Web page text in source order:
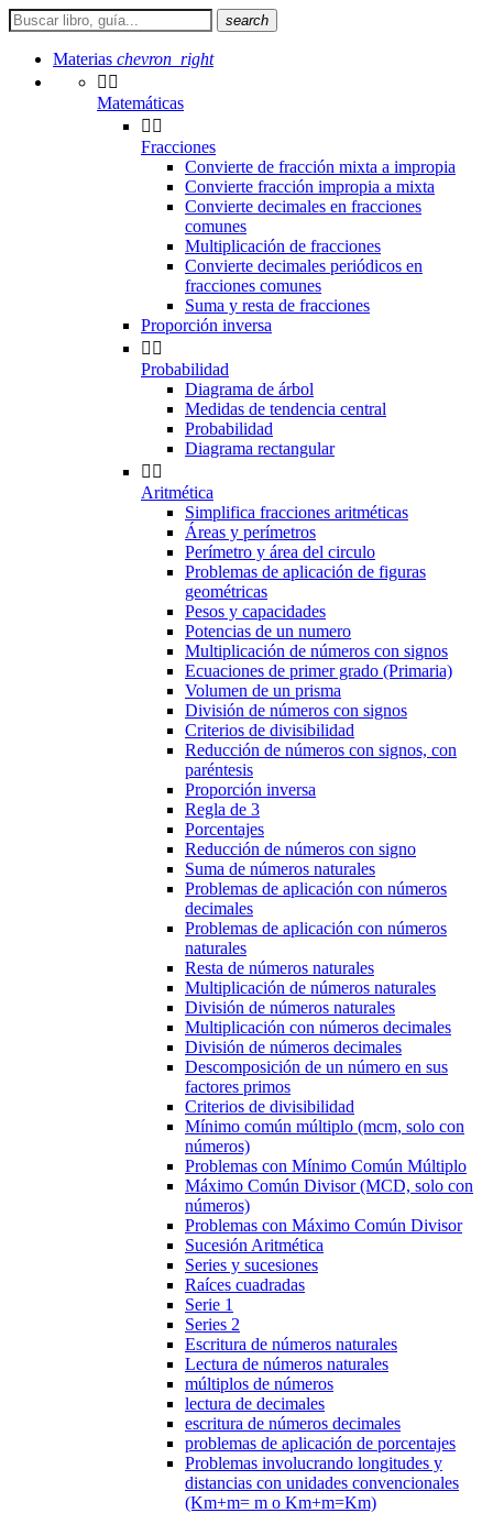
search
Materias chevron_right
 
Matemáticas
 
Fracciones
Convierte de fracción mixta a impropia
Convierte fracción impropia a mixta
Convierte decimales en fracciones
comunes
Multiplicación de fracciones
Convierte decimales periódicos en
fracciones comunes
Suma y resta de fracciones
Proporción inversa
 
Probabilidad
Diagrama de árbol
Medidas de tendencia central
Probabilidad
Diagrama rectangular
 
Aritmética
Simplifica fracciones aritméticas
Áreas y perímetros
Perímetro y área del circulo
Problemas de aplicación de figuras
geométricas
Pesos y capacidades
Potencias de un numero
Multiplicación de números con signos
Ecuaciones de primer grado (Primaria)
Volumen de un prisma
División de números con signos
Criterios de divisibilidad
Reducción de números con signos, con
paréntesis
Proporción inversa
Regla de 3
Porcentajes
Reducción de números con signo
Suma de números naturales
Problemas de aplicación con números
decimales
Problemas de aplicación con números
naturales
Resta de números naturales
Multiplicación de números naturales
División de números naturales
Multiplicación con números decimales
División de números decimales
Descomposición de un número en sus
factores primos
Criterios de divisibilidad
Mínimo común múltiplo (mcm, solo con
números)
Problemas con Mínimo Común Múltiplo
Máximo Común Divisor (MCD, solo con
números)
Problemas con Máximo Común Divisor
Sucesión Aritmética
Series y sucesiones
Raíces cuadradas
Serie 1
Series 2
Escritura de números naturales
Lectura de números naturales
múltiplos de números
lectura de decimales
escritura de números decimales
problemas de aplicación de porcentajes
Problemas involucrando longitudes y
distancias con unidades convencionales
(Km+m= m o Km+m=Km)